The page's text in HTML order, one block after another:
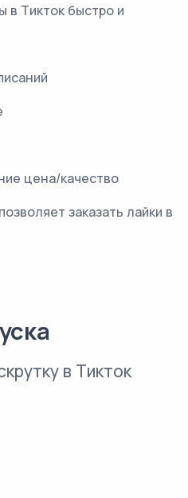
в Тикток быстро и
цена/качество
заказать лайки в
в Тикток